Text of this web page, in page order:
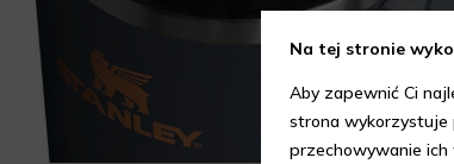
Na tej stronie
Aby zapewnić Ci
strona wykorzystuje
przechowywanie